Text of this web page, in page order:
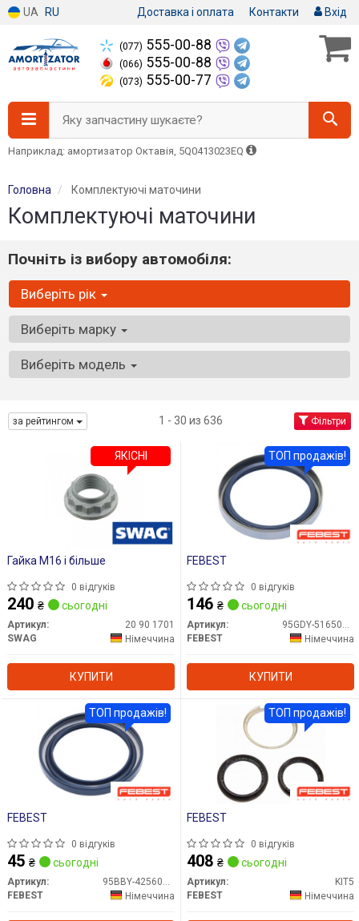
UA RU Доставка і оплата Контакти Вхід
(077) 555-00-88
(066) 555-00-88
(073) 555-00-77
Яку запчастину шукаєте?
Наприклад: амортизатор Октавія, 5Q0413023EQ
Головна Комплектуючі маточини
Комплектуючі маточини
Почніть із вибору автомобіля:
Виберіть рік
Виберіть марку
Виберіть модель
за рейтингом 1 - 30 из 636 Фільтри
Гайка М16 і більше
0 відгуків
240 ₴ сьогодні
Артикул:
20 90 1701
SWAG
Німеччина
КУПИТИ
ЯКІСНІ
FEBEST
0 відгуків
146 ₴ сьогодні
Артикул:
95GDY-51650909X
FEBEST
Німеччина
КУПИТИ
ТОП продажів!
FEBEST
0 відгуків
45 ₴ сьогодні
Артикул:
95BBY-42560606X
FEBEST
Німеччина
ТОП продажів!
FEBEST
0 відгуків
408 ₴ сьогодні
Артикул:
KIT5
FEBEST
Німеччина
ТОП продажів!